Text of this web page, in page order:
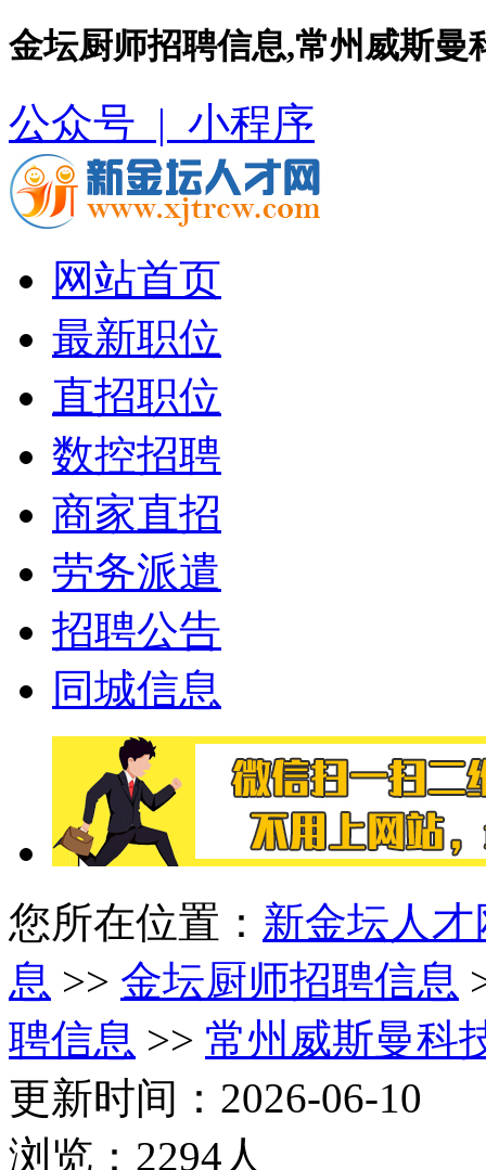
金坛厨师招聘信息,常州威斯曼
公众号 | 小程序
网站首页
最新职位
直招职位
数控招聘
商家直招
劳务派遣
招聘公告
同城信息
您所在位置： 新金坛人才
息 >> 金坛厨师招聘信息
聘信息 >> 常州威斯曼科
更新时间：2026-06-10
浏览：2294人